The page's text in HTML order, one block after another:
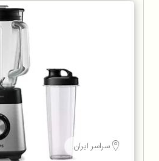
سراسر ایران